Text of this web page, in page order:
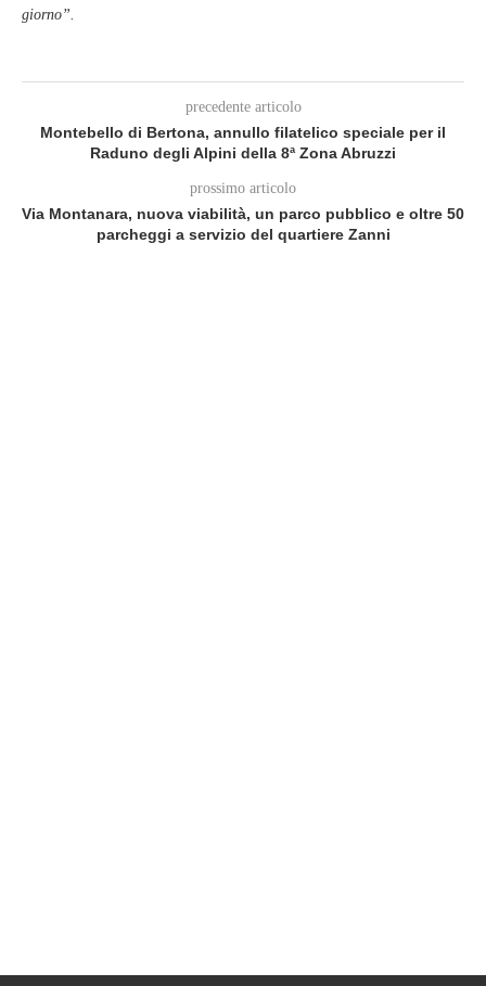
giorno”.
precedente articolo
Montebello di Bertona, annullo filatelico speciale per il
Raduno degli Alpini della 8ª Zona Abruzzi
prossimo articolo
Via Montanara, nuova viabilità, un parco pubblico e oltre 50
parcheggi a servizio del quartiere Zanni